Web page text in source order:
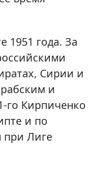
1951 года. За
Сирии и
и
го Кирпиченко
и по
при Лиге